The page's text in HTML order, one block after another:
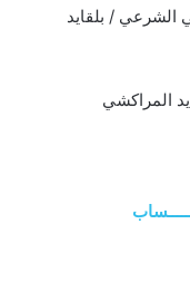
الشرعي / بلقايد
المراكشي